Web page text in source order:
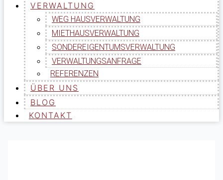
VERWALTUNG
WEG HAUSVERWALTUNG
MIETHAUSVERWALTUNG
SONDEREIGENTUMSVERWALTUNG
VERWALTUNGSANFRAGE
REFERENZEN
ÜBER UNS
BLOG
KONTAKT